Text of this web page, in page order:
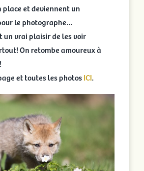
place et deviennent un
le photographe…
un vrai plaisir de les voir
On retombe amoureux à
et toutes les photosICI.